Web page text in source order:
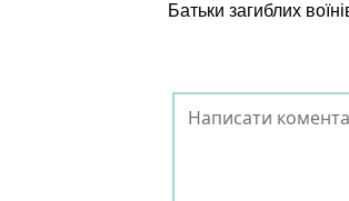
Батьки загиблих